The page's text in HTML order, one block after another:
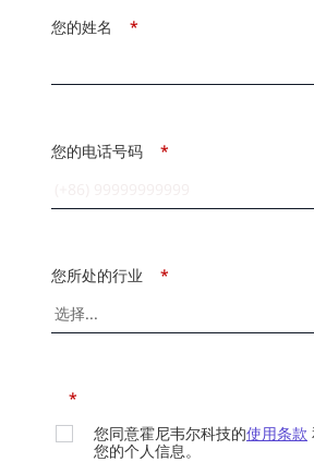
*
您的姓名
*
您的电话号码
*
您所处的行业
*
您同意霍尼韦尔科技的使用条款
您的个人信息。